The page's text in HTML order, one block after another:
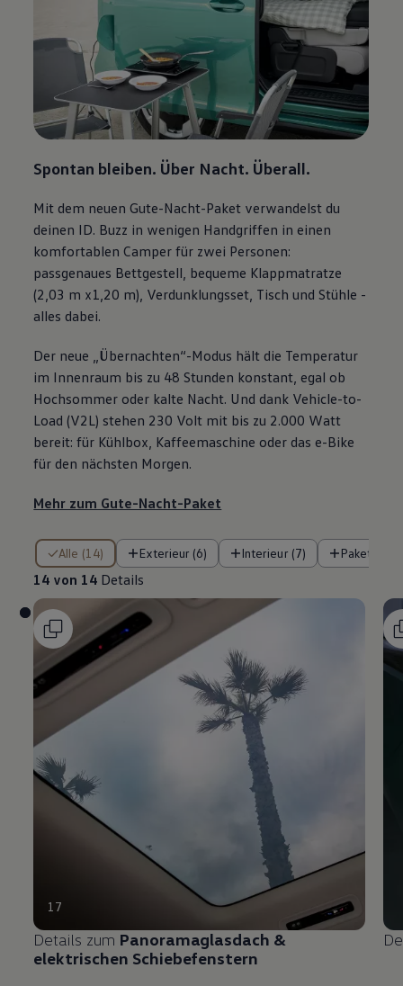
Spontan bleiben. Über Nacht. Überall.
Mit dem neuen Gute-Nacht-Paket verwandelst du
deinen ID. Buzz in wenigen Handgriffen in einen
komfortablen Camper für zwei Personen:
passgenaues Bettgestell, bequeme Klappmatratze
(2,03 m x1,20 m), Verdunklungsset, Tisch und Stühle -
alles dabei.
Der neue „Übernachten“-Modus hält die Temperatur
im Innenraum bis zu 48 Stunden konstant, egal ob
Hochsommer oder kalte Nacht. Und dank Vehicle-to-
Load (V2L) stehen 230 Volt mit bis zu 2.000 Watt
bereit: für Kühlbox, Kaffeemaschine oder das e-Bike
für den nächsten Morgen.
Mehr zum Gute-Nacht-Paket
Alle (14) Exterieur (6) Interieur (7) Pakete (1)
14 von 14 Details
14 von 14 Details
17
Details zum Panoramaglasdach &
elektrischen Schiebefenstern